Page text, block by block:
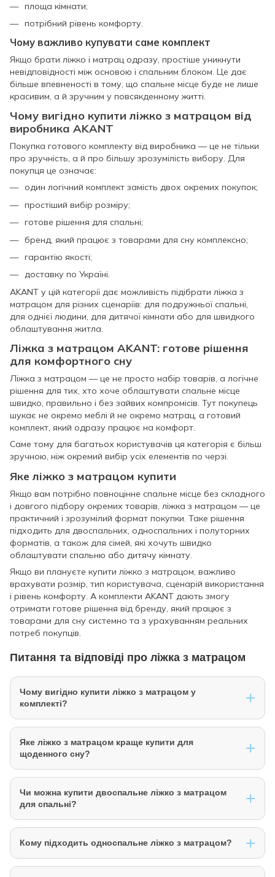
площа кімнати;
потрібний рівень комфорту.
Чому важливо купувати саме комплект
Якщо брати ліжко і матрац одразу, простіше уникнути
невідповідності між основою і спальним блоком. Це дає
більше впевненості в тому, що спальне місце буде не лише
красивим, а й зручним у повсякденному житті.
Чому вигідно купити ліжко з матрацом від
виробника AKANT
Покупка готового комплекту від виробника — це не тільки
про зручність, а й про більшу зрозумілість вибору. Для
покупця це означає:
один логічний комплект замість двох окремих покупок;
простіший вибір розміру;
готове рішення для спальні;
бренд, який працює з товарами для сну комплексно;
гарантію якості;
доставку по Україні.
AKANT у цій категорії дає можливість підібрати ліжка з
матрацом для різних сценаріїв: для подружньої спальні,
для однієї людини, для дитячої кімнати або для швидкого
облаштування житла.
Ліжка з матрацом AKANT: готове рішення
для комфортного сну
Ліжка з матрацом — це не просто набір товарів, а логічне
рішення для тих, хто хоче облаштувати спальне місце
швидко, правильно і без зайвих компромісів. Тут покупець
шукає не окремо меблі й не окремо матрац, а готовий
комплект, який одразу працює на комфорт.
Саме тому для багатьох користувачів ця категорія є більш
зручною, ніж окремий вибір усіх елементів по черзі.
Яке ліжко з матрацом купити
Якщо вам потрібно повноцінне спальне місце без складного
і довгого підбору окремих товарів, ліжка з матрацом — це
практичний і зрозумілий формат покупки. Таке рішення
підходить для двоспальних, односпальних і полуторних
форматів, а також для сімей, які хочуть швидко
облаштувати спальню або дитячу кімнату.
Якщо ви плануєте купити ліжко з матрацом, важливо
врахувати розмір, тип користувача, сценарій використання
і рівень комфорту. А комплекти AKANT дають змогу
отримати готове рішення від бренду, який працює з
товарами для сну системно та з урахуванням реальних
потреб покупців.
Питання та відповіді про ліжка з матрацом
Чому вигідно купити ліжко з матрацом у
комплекті?
для спальні. Покупець одразу отримує повноцінне
спальне місце без потреби окремо підбирати матрац під
розмір і формат ліжка.
Яке ліжко з матрацом краще купити для
щоденного сну?
урахуванням розміру спального місця, кількості
користувачів, рівня комфорту та типу матраца.
Найкращий комплект — той, що відповідає вашим
Чи можна купити двоспальне ліжко з матрацом
для спальні?
найпопулярніших форматів для основної спальні. Це
зручний варіант для пари, який дозволяє одразу
Кому підходить односпальне ліжко з матрацом?